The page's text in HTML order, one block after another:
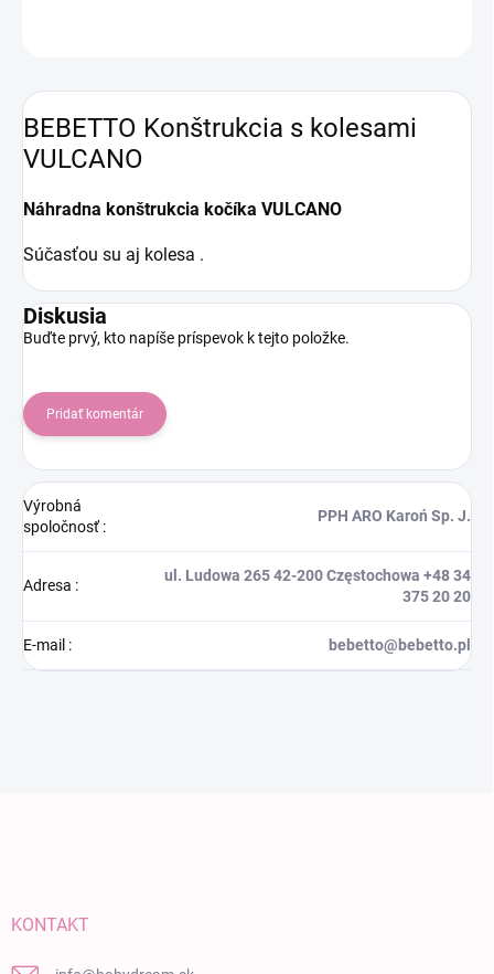
BEBETTO Konštrukcia s kolesami
VULCANO
Náhradna konštrukcia kočíka VULCANO
Súčasťou su aj kolesa .
Diskusia
Buďte prvý, kto napíše príspevok k tejto položke.
Pridať komentár
Výrobná
spoločnosť:
PPH ARO Karoń Sp. J.
Adresa :
ul. Ludowa 265 42-200 Częstochowa +48 34
375 20 20
E-mail : bebetto@bebetto.pl
KONTAKT